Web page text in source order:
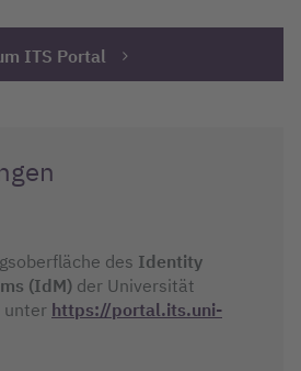
ITS Portal
des Identity
(IdM) der Universität
unter https://portal.its.uni-